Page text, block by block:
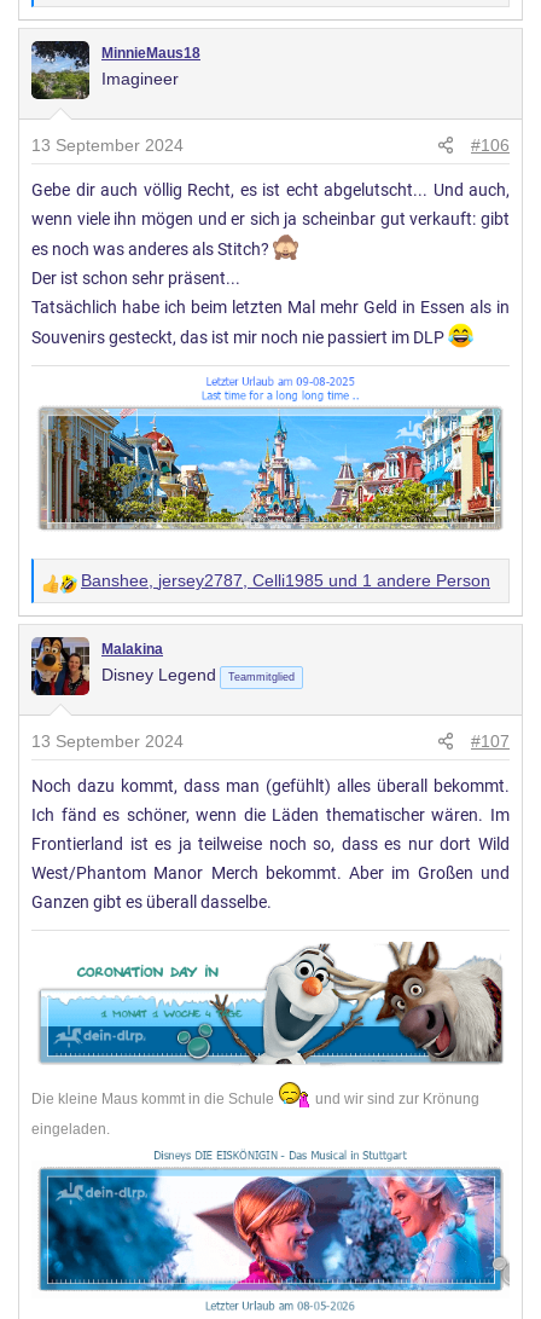
e
r
t
n
g
e
n
:
MinnieMaus18
Imagineer
13 September 2024 #106
Gebe dir auch völlig Recht, es ist echt abgelutscht... Und auch,
wenn viele ihn mögen und er sich ja scheinbar gut verkauft: gibt
es noch was anderes als Stitch?
Der ist schon sehr präsent...
Tatsächlich habe ich beim letzten Mal mehr Geld in Essen als in
Souvenirs gesteckt, das ist mir noch nie passiert im DLP
W
e
r
t
n
g
e
n
:
Banshee jersey2787 Celli1985 und 1 andere Person
Malakina
Disney Legend Teammitglied
13 September 2024 #107
Noch dazu kommt, dass man (gefühlt) alles überall bekommt.
Ich fänd es schöner, wenn die Läden thematischer wären. Im
Frontierland ist es ja teilweise noch so, dass es nur dort Wild
West/Phantom Manor Merch bekommt. Aber im Großen und
Ganzen gibt es überall dasselbe.
Die kleine Maus kommt in die Schule
und wir sind zur Krönung
eingeladen.